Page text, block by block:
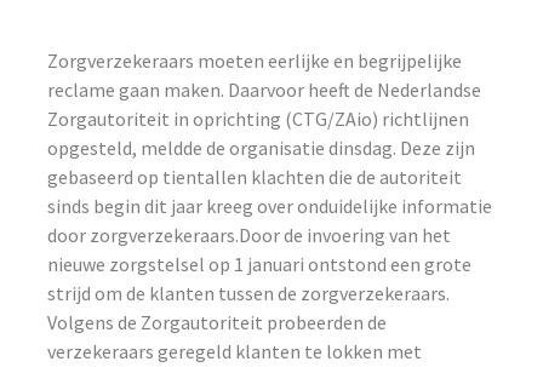
Zorgverzekeraars moeten eerlijke en begrijpelijke
reclame gaan maken. Daarvoor heeft de Nederlandse
Zorgautoriteit in oprichting (CTG/ZAio) richtlijnen
opgesteld, meldde de organisatie dinsdag. Deze zijn
gebaseerd op tientallen klachten die de autoriteit
sinds begin dit jaar kreeg over onduidelijke informatie
door zorgverzekeraars.Door de invoering van het
nieuwe zorgstelsel op 1 januari ontstond een grote
strijd om de klanten tussen de zorgverzekeraars.
Volgens de Zorgautoriteit probeerden de
verzekeraars geregeld klanten te lokken met